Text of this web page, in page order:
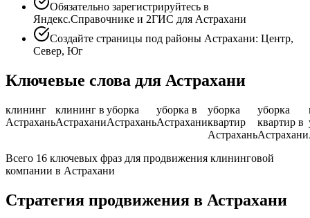
Обязательно зарегистрируйтесь в
Яндекс.Справочнике и 2ГИС для Астрахани
Создайте страницы под районы Астрахани: Центр,
Север, Юг
Ключевые слова для Астрахани
клининг
Астрахань
клининг в
Астрахани
уборка
Астрахань
уборка в
Астрахани
уборка
квартир
Астрахань
уборка
квартир в
Астрахани
Всего 16 ключевых фраз для продвижения клининговой
компании в Астрахани
Стратегия продвижения в Астрахани